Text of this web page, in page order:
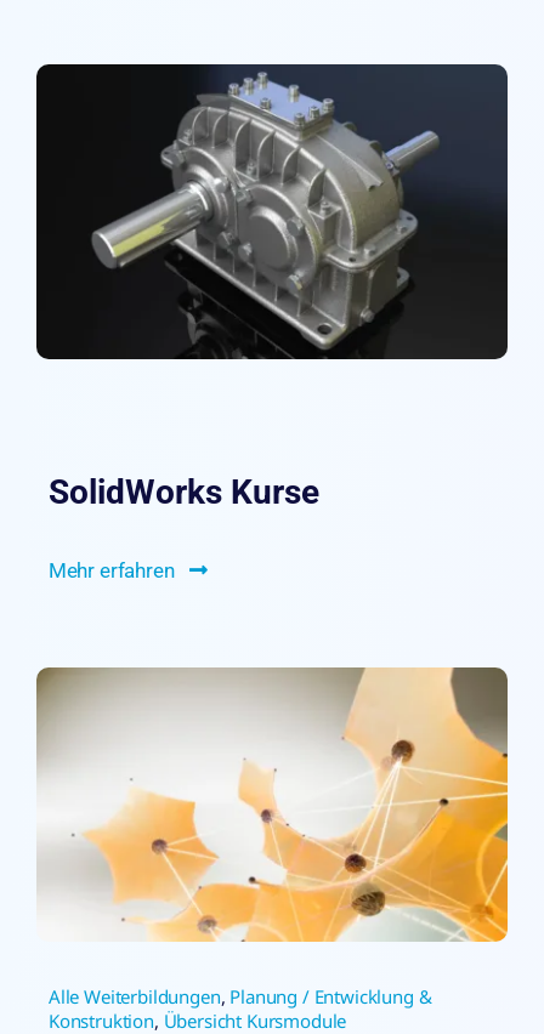
SolidWorks Kurse
Mehr erfahren
Alle Weiterbildungen, Planung / Entwicklung &
Konstruktion, Übersicht Kursmodule